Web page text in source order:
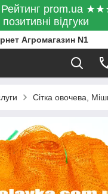
Рейтинг prom.ua
позитивні відгуки
Агромагазин N1
Сітка овочева,